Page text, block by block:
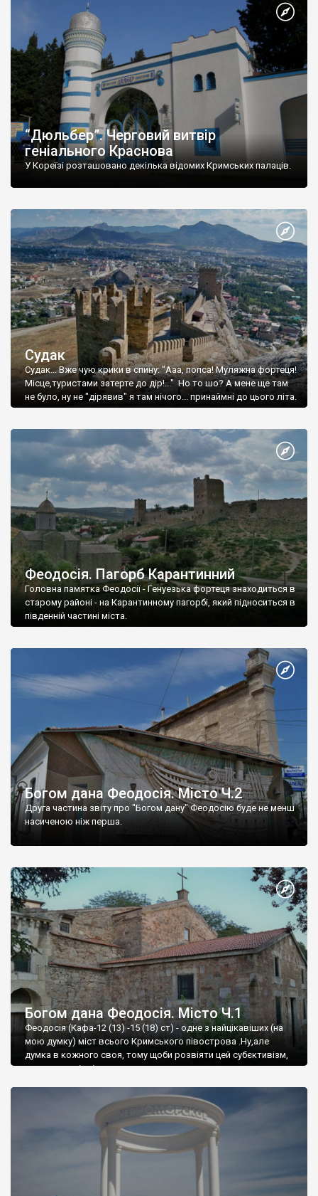
“Дюльбер”. Черговий витвір
геніального Краснова
У Кореїзі розташовано декілька відомих Кримських палаців.
Судак
Судак... Вже чую крики в спину: "Ааа, попса! Муляжна фортеця!
Місце,туристами затерте до дір!..." Но то шо? А мене ще там
не було, ну не "дірявив" я там нічого... принаймні до цього літа.
Феодосія. Пагорб Карантинний
Головна памятка Феодосії - Генуезька фортеця знаходиться в
старому районі - на Карантинному пагорбі, який підноситься в
південній частині міста.
Богом дана Феодосія. Місто Ч.2
Друга частина звіту про "Богом дану" Феодосію буде не менш
насиченою ніж перша.
Богом дана Феодосія. Місто Ч.1
Феодосія (Кафа-12 (13) -15 (18) ст) - одне з найцікавіших (на
мою думку) міст всього Кримського півострова .Ну,але
думка в кожного своя, тому щоби розвіяти цей субєктивізм,
запрошую відвідати це